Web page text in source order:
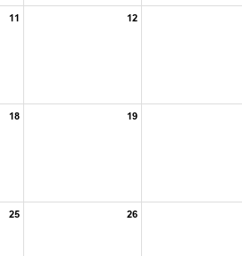
11 12
18 19
25 26